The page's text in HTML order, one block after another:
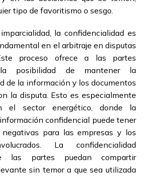
tipo de favoritismo o sesgo.
la confidencialidad es
en el arbitraje en disputas
proceso ofrece a las partes
la posibilidad de mantener la
de la información y los documentos
la disputa. Esto es especialmente
el sector energético, donde la
confidencial puede tener
negativas para las empresas y los
La confidencialidad
las partes puedan compartir
sin temor a que sea utilizada